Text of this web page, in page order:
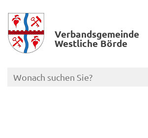
Verbands­gemeinde
Westliche Börde